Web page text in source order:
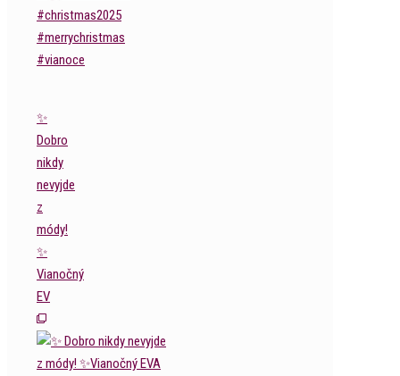
✨
Dobro
nikdy
nevyjde
z
módy!
✨
Vianočný
EV